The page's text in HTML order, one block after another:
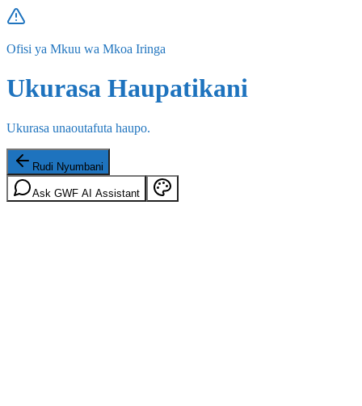
Ofisi ya Mkuu wa Mkoa Iringa
Ukurasa Haupatikani
Ukurasa unaoutafuta haupo.
Rudi Nyumbani
Ask GWF AI Assistant